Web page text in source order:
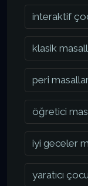
interaktif
klasik
peri
öğretici
iyi geceler
yaratıcı